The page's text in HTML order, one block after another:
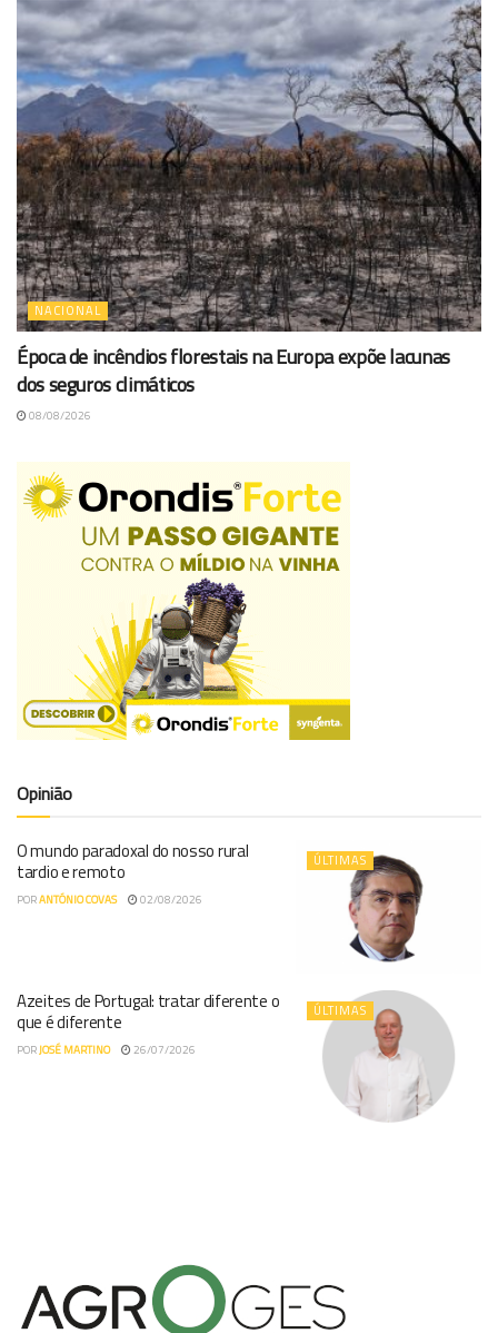
NACIONAL
Época de incêndios florestais na Europa expõe lacunas
dos seguros climáticos
08/08/2026
Opinião
ÚLTIMAS
O mundo paradoxal do nosso rural
tardio e remoto
PORANTÓNIO COVAS 02/08/2026
ÚLTIMAS
Azeites de Portugal: tratar diferente o
que é diferente
PORJOSÉ MARTINO 26/07/2026